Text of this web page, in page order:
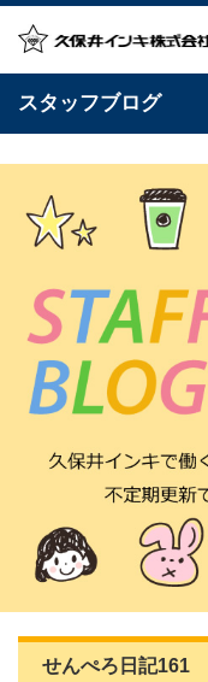
スタッフブログ
せんぺろ日記161